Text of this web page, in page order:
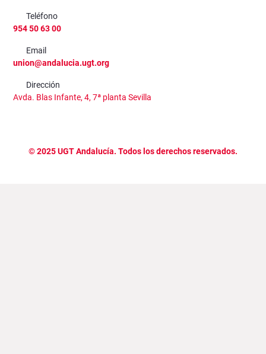
Teléfono
954 50 63 00
Email
union@andalucia.ugt.org
Dirección
Avda. Blas Infante, 4, 7ª planta Sevilla
©2025UGT Andalucía. Todos los derechos reservados.